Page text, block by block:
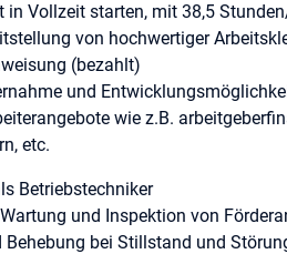
in Vollzeit starten, mit 38,5
von hochwertiger
(bezahlt)
und
wie z.B.
etc.
Betriebstechniker
und Inspektion von
Behebung bei Stillstand und